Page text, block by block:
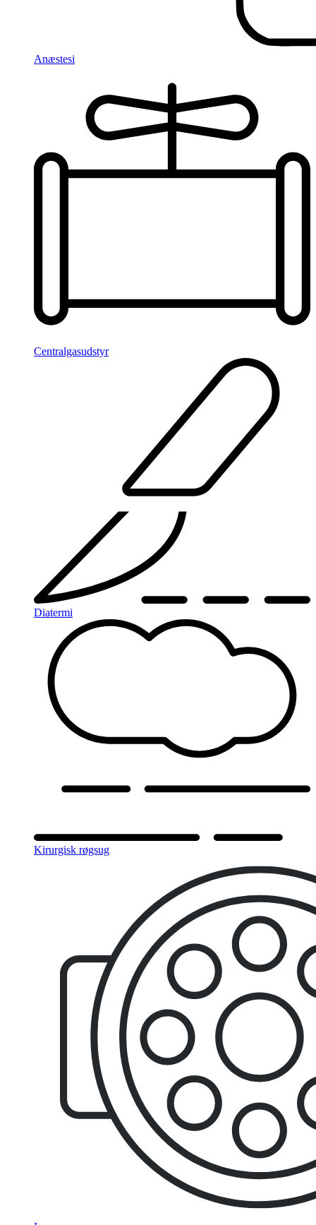
Anæstesi
Centralgasudstyr
Diatermi
Kirurgisk røgsug